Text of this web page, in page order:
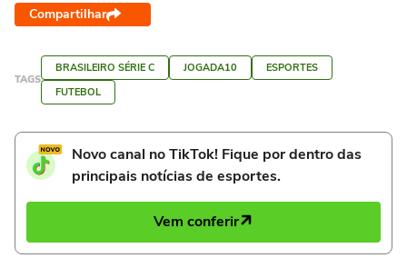
Compartilhar
TAGS
BRASILEIRO SÉRIE C JOGADA10
ESPORTES
FUTEBOL
Novo canal no TikTok! Fique por dentro das
principais notícias de esportes.
Vem conferir